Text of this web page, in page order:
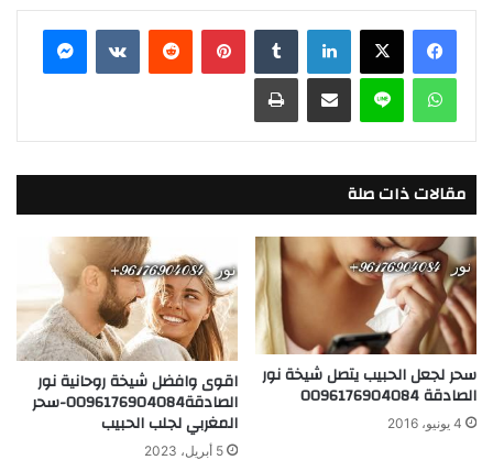
c
e
b
o
o
k
st
o
d
o
n
ai
ar
فيسبوك لينكدإن بينتيريست
واتساب لاين
مقالات ذات صلة
سحر لجعل الحبيب يتصل شيخة نور
الصادقة 0096176904084
4 يونيو، 2016
اقوى وافضل شيخة روحانية نور
الصادقة0096176904084-سحر
المغربي لجلب الحبيب
5 أبريل، 2023